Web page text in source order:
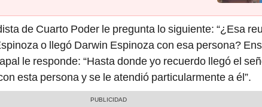
de Cuarto Poder le pregunta lo siguiente: “¿Esa
o llegó Darwin Espinoza con esa persona?
le responde: “Hasta donde yo recuerdo llegó el
esta persona y se le atendió particularmente a él”.